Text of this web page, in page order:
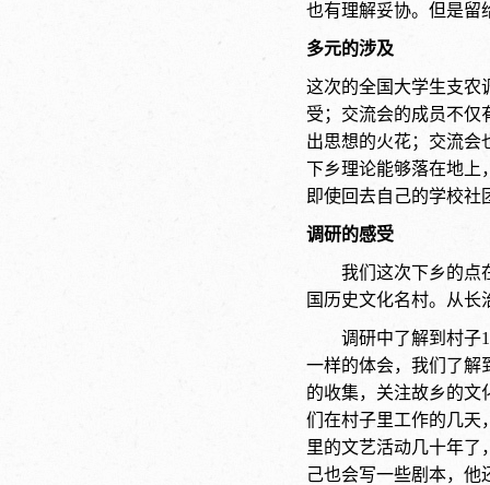
也有理解妥协。但是
多元的涉及
这次的全国大学生支农
受；交流会的成员不仅
出思想的火花；交流会
下乡理论能够落在地上
即使回去自己的学校
调研的感受
我们这次下乡的点
国历史文化名村。从
调研中了解到村子
一样的体会，我们了解
的收集，关注故乡的文
们在村子里工作的几天
里的文艺活动几十年
己也会写一些剧本，